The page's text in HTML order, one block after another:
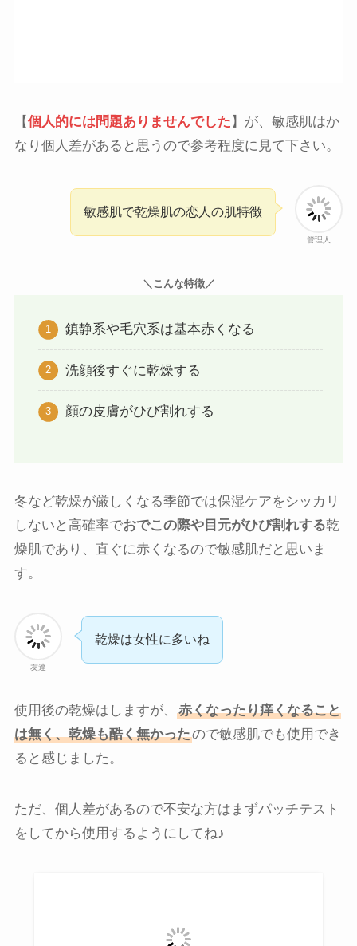
【個人的には問題ありませんでした 】が、敏感肌はか
なり個人差があると思うので参考程度に見て下さい。
管理人
敏感肌で乾燥肌の恋人の肌特徴
＼こんな特徴／
鎮静系や毛穴系は基本赤くなる
洗顔後すぐに乾燥する
顔の皮膚がひび割れする
冬など乾燥が厳しくなる季節では保湿ケアをシッカリ
しないと高確率でおでこの際や目元がひび割れする乾
燥肌であり、直ぐに赤くなるので敏感肌だと思いま
す。
友達
乾燥は女性に多いね
使用後の乾燥はしますが、
赤くなったり痒くなること
は無く、乾燥も酷く無かったので敏感肌でも使用でき
ると感じました。
ただ、個人差があるので不安な方はまずパッチテスト
をしてから使用するようにしてね♪